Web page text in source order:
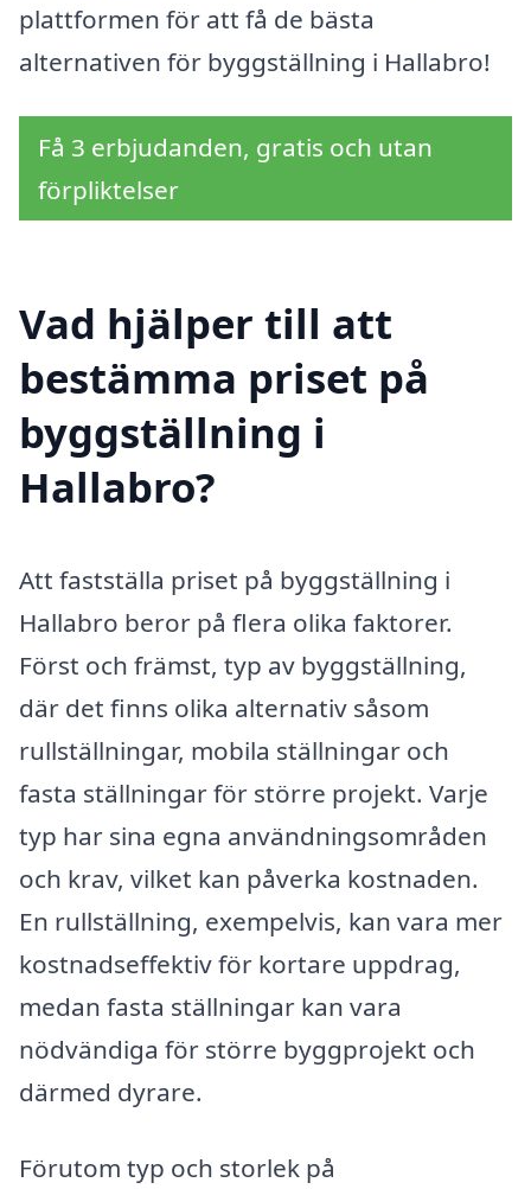
plattformen för att få de bästa
alternativen för byggställning i Hallabro!
Få 3 erbjudanden, gratis och utan
förpliktelser
Vad hjälper till att
bestämma priset på
byggställning i
Hallabro?
Att fastställa priset på byggställning i
Hallabro beror på flera olika faktorer.
Först och främst, typ av byggställning,
där det finns olika alternativ såsom
rullställningar, mobila ställningar och
fasta ställningar för större projekt. Varje
typ har sina egna användningsområden
och krav, vilket kan påverka kostnaden.
En rullställning, exempelvis, kan vara mer
kostnadseffektiv för kortare uppdrag,
medan fasta ställningar kan vara
nödvändiga för större byggprojekt och
därmed dyrare.
Förutom typ och storlek på